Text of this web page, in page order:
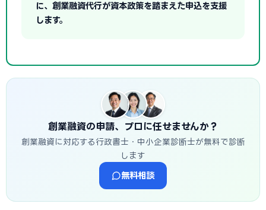
に、創業融資代行が資本政策を踏まえた申込を支援
します。
創業融資の申請、プロに任せませんか？
創業融資に対応する行政書士・中小企業診断士が無料で診断
します
無料相談